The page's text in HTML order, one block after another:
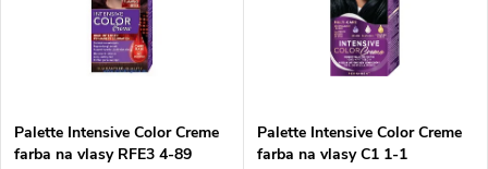
Palette Intensive Color Creme
farba na vlasy RFE3 4-89
Palette Intensive Color Creme
farba na vlasy C1 1-1